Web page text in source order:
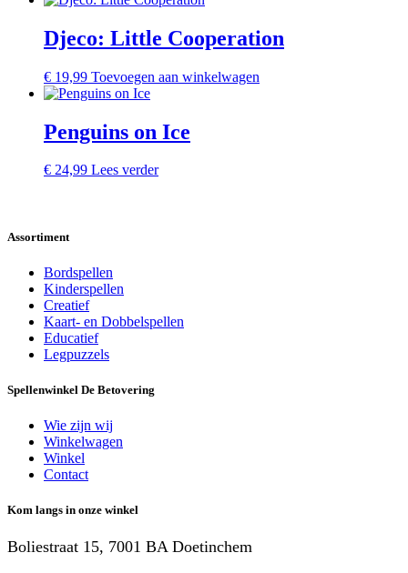
Djeco: Little Cooperation
€ 19,99 Toevoegen aan winkelwagen
Penguins on Ice
€ 24,99 Lees verder
Assortiment
Bordspellen
Kinderspellen
Creatief
Kaart- en Dobbelspellen
Educatief
Legpuzzels
Spellenwinkel De Betover​ing
Wie zijn wij
Winkelwagen
Winkel
Contact
Kom langs in onze winkel
Boliestraat 15, 7001 BA Doetinchem